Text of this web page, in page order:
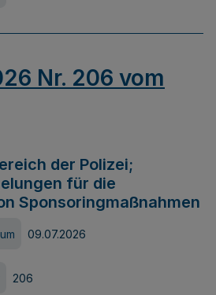
Nr. 206 vom
der Polizei;
für die
Sponsoringmaßnahmen
09.07.2026
206